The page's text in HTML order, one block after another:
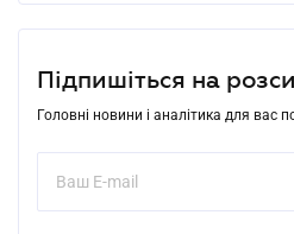
Підпишіться на
Головні новини і аналітика для вас